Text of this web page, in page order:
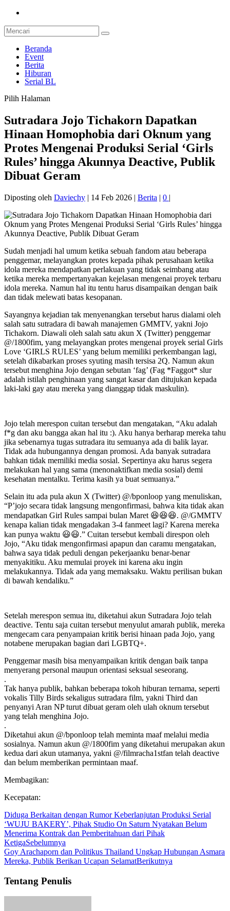
Beranda
Event
Berita
Hiburan
Serial BL
Pilih Halaman
Sutradara Jojo Tichakorn Dapatkan
Hinaan Homophobia dari Oknum yang
Protes Mengenai Produksi Serial ‘Girls
Rules’ hingga Akunnya Deactive, Publik
Dibuat Geram
Diposting oleh Daviechy | 14 Feb 2026 | Berita | 0 |
Sudah menjadi hal umum ketika sebuah fandom atau beberapa
penggemar, melayangkan protes kepada pihak perusahaan ketika
idola mereka mendapatkan perlakuan yang tidak seimbang atau
ketika mereka mempertanyakan kejelasan mengenai proyek terbaru
idola mereka. Namun hal itu tentu harus disampaikan dengan baik
dan tidak melewati batas kesopanan.
Sayangnya kejadian tak menyenangkan tersebut harus dialami oleh
salah satu sutradara di bawah manajemen GMMTV, yakni Jojo
Tichakorn. Diawali oleh salah satu akun X (Twitter) penggemar
@/1800fim, yang melayangkan protes mengenai proyek serial Girls
Love ‘GIRLS RULES’ yang belum memiliki perkembangan lagi,
setelah dikabarkan proses syuting masih tersisa 2Q. Namun akun
tersebut menghina Jojo dengan sebutan ‘fag’ (Fag *Faggot* slur
adalah istilah penghinaan yang sangat kasar dan ditujukan kepada
laki-laki gay atau mereka yang dianggap tidak maskulin).
Jojo telah merespon cuitan tersebut dan mengatakan, “Aku adalah
f*g dan aku bangga akan hal itu :). Aku hanya berharap mereka tahu
jika sebenarnya tugas sutradara itu semuanya ada di balik layar.
Tidak ada hubungannya dengan promosi. Ada banyak sutradara
bahkan tidak memiliki media sosial. Sepertinya aku harus segera
melakukan hal yang sama (menonaktifkan media sosial) demi
kesehatan mentalku. Terima kasih ya buat semuanya.”
Selain itu ada pula akun X (Twitter) @/bponloop yang menuliskan,
“P’jojo secara tidak langsung mengonfirmasi, bahwa kita tidak akan
mendapatkan Girl Rules sampai bulan Maret 😆😆😆. @/GMMTV
kenapa kalian tidak mengadakan 3-4 fanmeet lagi? Karena mereka
kan punya waktu 😃😃.” Cuitan tersebut kembali direspon oleh
Jojo, “Aku tidak mengonfirmasi apapun dan caramu mengatakan,
bahwa saya tidak peduli dengan pekerjaanku benar-benar
menyakitiku. Aku memulai proyek ini karena aku ingin
melakukannya. Tidak ada yang memaksaku. Waktu perilisan bukan
di bawah kendaliku.”
Setelah merespon semua itu, diketahui akun Sutradara Jojo telah
deactive. Tentu saja cuitan tersebut menyulut amarah publik, mereka
mengecam cara penyampaian kritik berisi hinaan pada Jojo, yang
notabene merupakan bagian dari LGBTQ+.
Penggemar masih bisa menyampaikan kritik dengan baik tanpa
menyerang personal maupun orientasi seksual seseorang.
.
Tak hanya publik, bahkan beberapa tokoh hiburan ternama, seperti
vokalis Tilly Birds sekaligus sutradara film, yakni Third dan
penyanyi Aran NP turut dibuat geram oleh ulah oknum tersebut
yang telah menghina Jojo.
.
Diketahui akun @/bponloop telah meminta maaf melalui media
sosialnya. Namun akun @/1800fim yang diketahui merupakan akun
kedua dari akun utamanya, yakni @/filmracha1stfan telah deactive
dan belum memberikan permintaan maaf.
Membagikan:
Kecepatan:
Diduga Berkaitan dengan Rumor Keberlanjutan Produksi Serial
‘WUJU BAKERY’, Pihak Studio On Saturn Nyatakan Belum
Menerima Kontrak dan Pemberitahuan dari Pihak
KetigaSebelumnya
Goy Arachaporn dan Politikus Thailand Ungkap Hubungan Asmara
Mereka, Publik Berikan Ucapan SelamatBerikutnya
Tentang Penulis